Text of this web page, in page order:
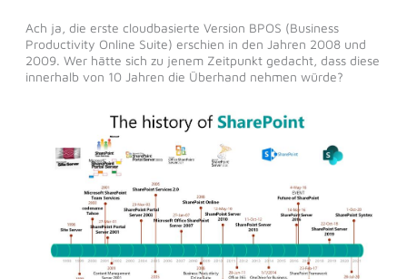
Ach ja, die erste cloudbasierte Version BPOS (Business
Productivity Online Suite) erschien in den Jahren 2008 und
2009. Wer hätte sich zu jenem Zeitpunkt gedacht, dass diese
innerhalb von 10 Jahren die Überhand nehmen würde?